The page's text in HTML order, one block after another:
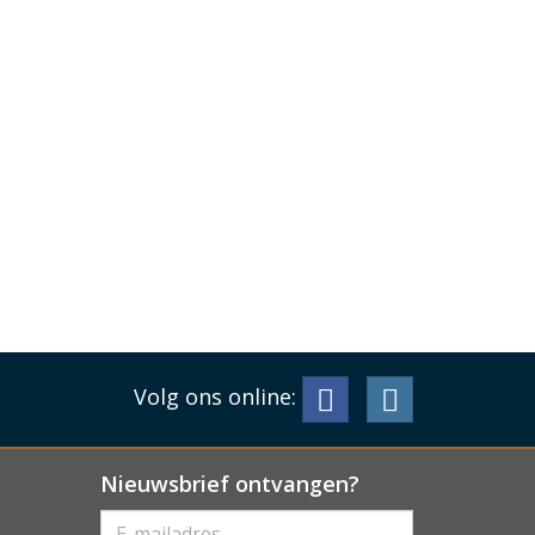
Volg ons online:
Nieuwsbrief ontvangen?